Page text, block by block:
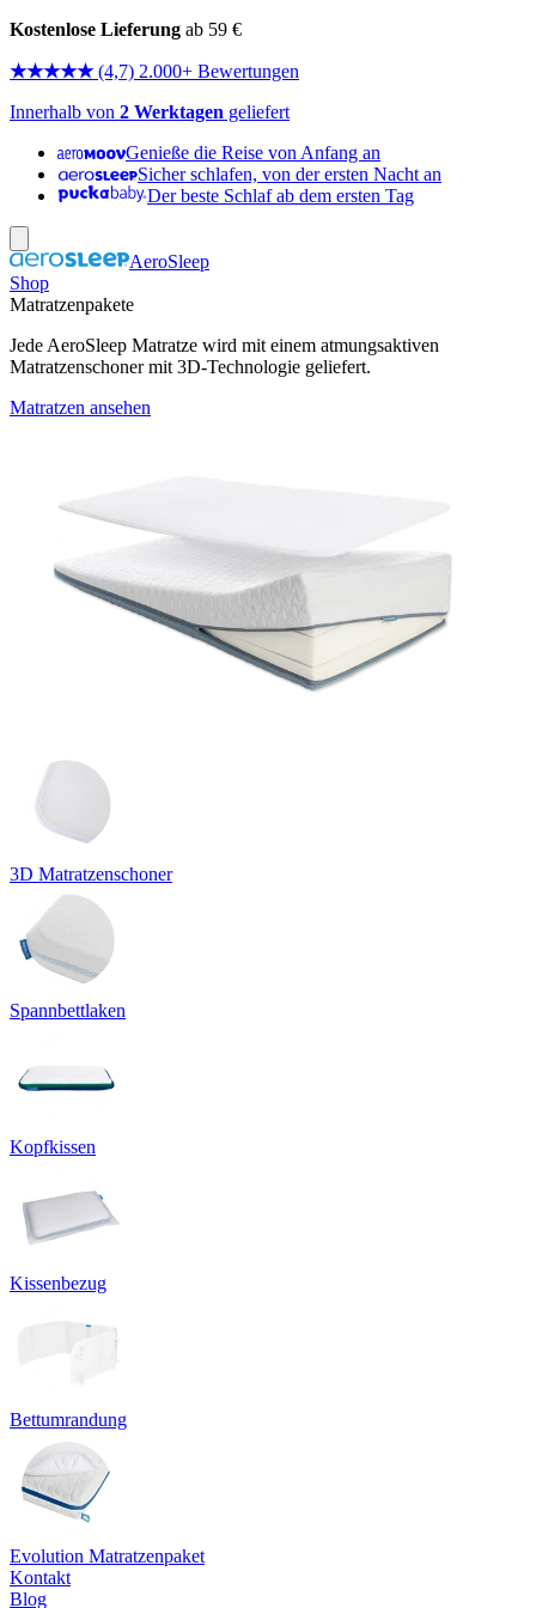
Kostenlose Lieferung ab 59 €
★★★★★ (4,7) 2.000+ Bewertungen
Innerhalb von 2 Werktagen geliefert
Genieße die Reise von Anfang an
Sicher schlafen, von der ersten Nacht an
Der beste Schlaf ab dem ersten Tag
AeroSleep
Shop
Matratzenpakete
Jede AeroSleep Matratze wird mit einem atmungsaktiven
Matratzenschoner mit 3D-Technologie geliefert.
Matratzen ansehen
3D Matratzenschoner
Spannbettlaken
Kopfkissen
Kissenbezug
Bettumrandung
Evolution Matratzenpaket
Kontakt
Blog